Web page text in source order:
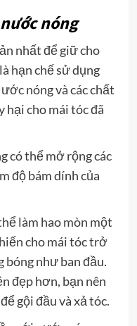
nóng
nhất để giữ cho
hạn chế sử dụng
nóng và các chất
hại cho mái tóc đã
có thể mở rộng các
độ bám dính của
làm hao mòn một
cho mái tóc trở
bóng như ban đầu.
đẹp hơn, bạn nên
gội đầu và xả tóc.